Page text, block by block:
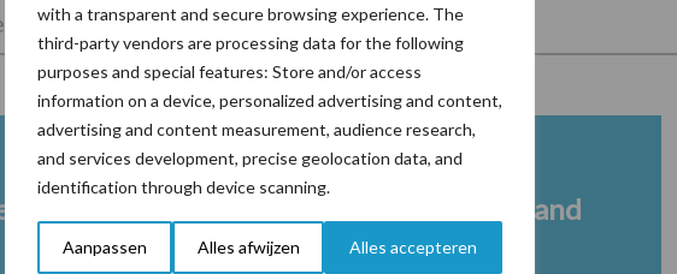
with a transparent and secure browsing experience. The
third-party vendors are processing data for the following
purposes and special features: Store and/or access
information on a device, personalized advertising and content,
advertising and content measurement, audience research,
and services development, precise geolocation data, and
identification through device scanning.
Aanpassen Alles afwijzen Alles accepteren
Veevoer Wet en regelgeving
Grasland